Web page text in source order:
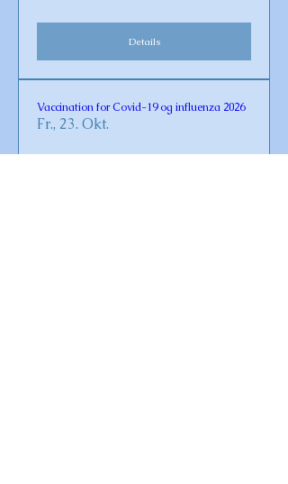
Details
Vaccination for Covid-19 og influenza 2026
Fr., 23. Okt.